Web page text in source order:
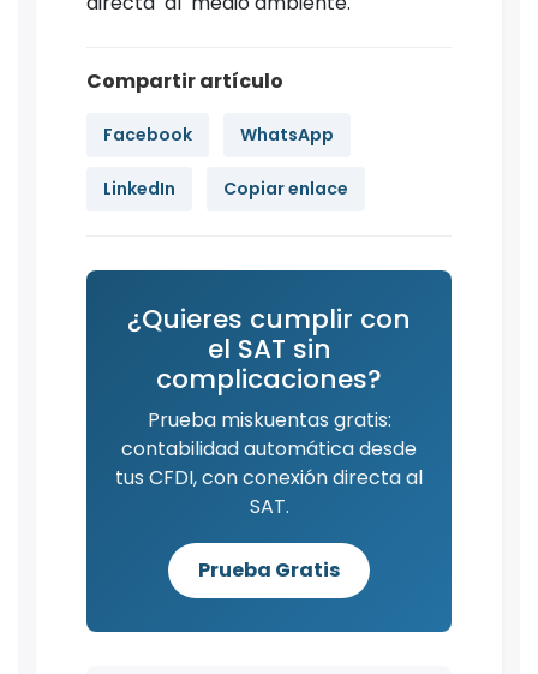
Compartir artículo
Facebook WhatsApp
LinkedIn Copiar enlace
¿Quieres cumplir con
el SAT sin
complicaciones?
Prueba miskuentas gratis:
contabilidad automática desde
tus CFDI, con conexión directa al
SAT.
Prueba Gratis